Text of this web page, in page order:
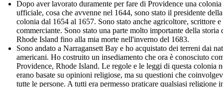
Dopo aver lavorato duramente per fare di Providence una colonia
ufficiale, cosa che avvenne nel 1644, sono stato il presidente della
colonia dal 1654 al 1657. Sono stato anche agricoltore, scrittore e
commerciante. Sono stato una parte molto importante della storia
Rhode Island fino alla mia morte nell'inverno del 1683.
Sono andato a Narragansett Bay e ho acquistato dei terreni dai
americani. Ho costruito un insediamento che ora è conosciuto
Providence, Rhode Island. Le regole e le leggi di questa colonia
erano basate su opinioni religiose, ma su questioni che
tutte le persone. A tutti era permesso praticare qualsiasi religione